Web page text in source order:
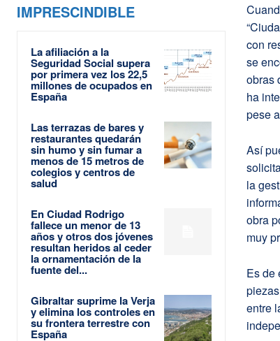
IMPRESCINDIBLE
La afiliación a la
Seguridad Social supera
por primera vez los 22,5
millones de ocupados en
España
Las terrazas de bares y
restaurantes quedarán
sin humo y sin fumar a
menos de 15 metros de
colegios y centros de
salud
En Ciudad Rodrigo
fallece un menor de 13
años y otros dos jóvenes
resultan heridos al ceder
la ornamentación de la
fuente del...
Gibraltar suprime la Verja
y elimina los controles en
su frontera terrestre con
España
con
se
obras
ha
pese
Así
la
obra
muy
Es de
entre